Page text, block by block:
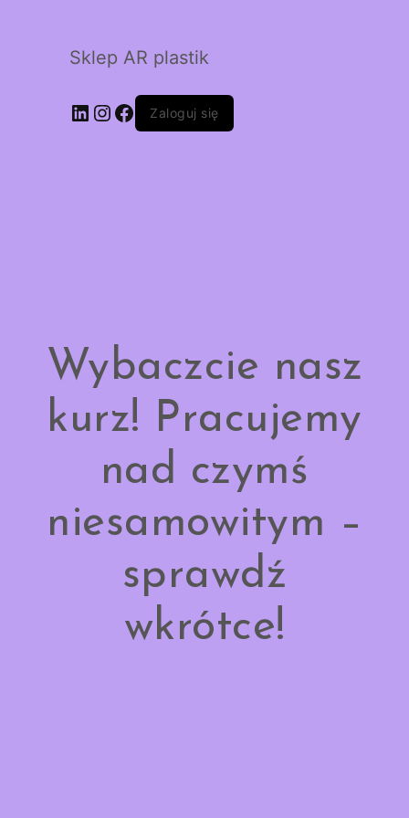
Sklep AR plastik
LinkedIn
Instagram
Facebook
Zaloguj się
Wybaczcie nasz
kurz! Pracujemy
nad czymś
niesamowitym –
sprawdź
wkrótce!